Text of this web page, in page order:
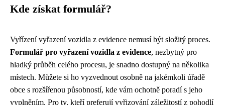
Kde získat formulář?
Vyřízení vyřazení vozidla z evidence nemusí být složitý proces.
Formulář pro vyřazení vozidla z evidence, nezbytný pro
hladký průběh celého procesu, je snadno dostupný na několika
místech. Můžete si ho vyzvednout osobně na jakémkoli úřadě
obce s rozšířenou působností, kde vám ochotně poradí s jeho
vyplněním. Pro ty, kteří preferují vyřizování záležitostí z pohodlí